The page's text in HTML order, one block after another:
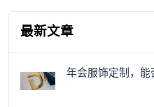
最新文章
年会服饰定制，